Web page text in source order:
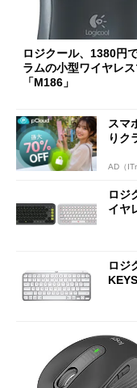
ロジクール、1380円
ラムの小型ワイヤレ
「M186」
スマ
りク
AD（
ロジ
イヤ
ロジ